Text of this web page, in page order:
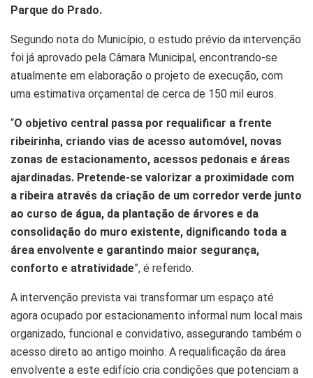
Parque do Prado.
Segundo nota do Município, o estudo prévio da intervenção
foi já aprovado pela Câmara Municipal, encontrando-se
atualmente em elaboração o projeto de execução, com
uma estimativa orçamental de cerca de 150 mil euros.
“O objetivo central passa por requalificar a frente
ribeirinha, criando vias de acesso automóvel, novas
zonas de estacionamento, acessos pedonais e áreas
ajardinadas. Pretende-se valorizar a proximidade com
a ribeira através da criação de um corredor verde junto
ao curso de água, da plantação de árvores e da
consolidação do muro existente, dignificando toda a
área envolvente e garantindo maior segurança,
conforto e atratividade”, é referido.
A intervenção prevista vai transformar um espaço até
agora ocupado por estacionamento informal num local mais
organizado, funcional e convidativo, assegurando também o
acesso direto ao antigo moinho. A requalificação da área
envolvente a este edifício cria condições que potenciam a